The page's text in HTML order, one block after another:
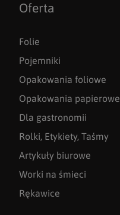
Oferta
Folie
Pojemniki
Opakowania foliowe
Opakowania papierowe
Dla gastronomii
Rolki, Etykiety, Taśmy
Artykuły biurowe
Worki na śmieci
Rękawice